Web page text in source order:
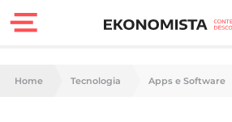
Finanças
Home Tecnologia Apps e Software